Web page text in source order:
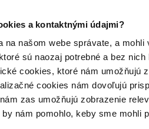
a kontaktnými údajmi?
na našom webe správate, a
sú naozaj potrebné a bez
cookies, ktoré nám umožňujú
cookies nám dovoľujú
zas umožňujú zobrazenie
nám pomohlo, keby sme mohli